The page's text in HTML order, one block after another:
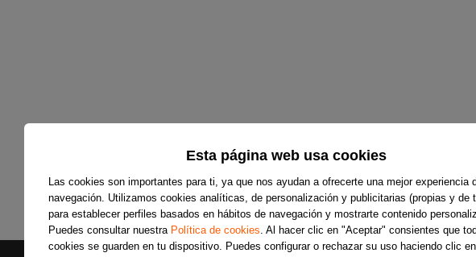
Esta página web usa cookies
Las cookies son importantes para ti, ya que nos ayudan a ofrecerte una mejor experiencia
navegación. Utilizamos cookies analíticas, de personalización y publicitarias (propias y de
para establecer perfiles basados en hábitos de navegación y mostrarte contenido
Puedes consultar nuestra Política de cookies. Al hacer clic en "Aceptar" consientes que
cookies se guarden en tu dispositivo. Puedes configurar o rechazar su uso haciendo clic